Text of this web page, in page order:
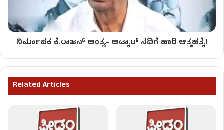
ನಿರ್ಮಾಪಕ ಕೆ.ರಾಜನ್ ಅಂತ್ಯ- ಅಡ್ಯಾರ್ ನದಿಗೆ ಹಾರಿ ಆತ್ಮಹತ್ಯೆ!
Related Articles